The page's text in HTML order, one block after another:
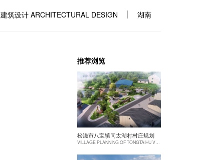
建筑设计 ARCHITECTURAL DESIGN 湖南
推荐浏览
松滋市八宝镇同太湖村村庄规划